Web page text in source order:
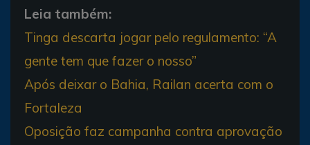
Leia também:
Tinga descarta jogar pelo regulamento: “A
gente tem que fazer o nosso”
Após deixar o Bahia, Railan acerta com o
Fortaleza
Oposição faz campanha contra aprovação